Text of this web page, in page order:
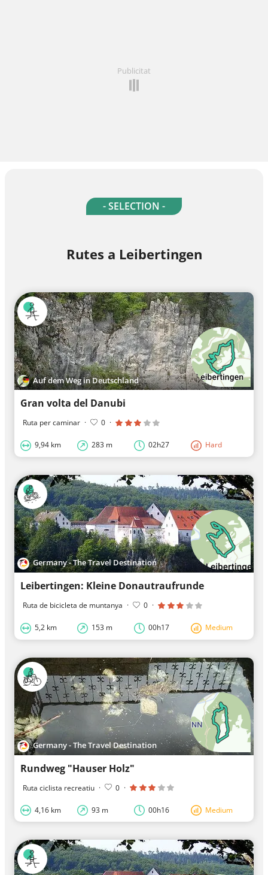
Publicitat
- SELECTION -
Rutes a Leibertingen
Auf dem Weg in Deutschland
Gran volta del Danubi
Ruta per caminar · 0 ·
9,94 km 283 m 02h27 Hard
Germany - The Travel Destination
Leibertingen: Kleine Donautraufrunde
Ruta de bicicleta de muntanya · 0 ·
5,2 km 153 m 00h17 Medium
Germany - The Travel Destination
Rundweg "Hauser Holz"
Ruta ciclista recreatiu · 0 ·
4,16 km 93 m 00h16 Medium